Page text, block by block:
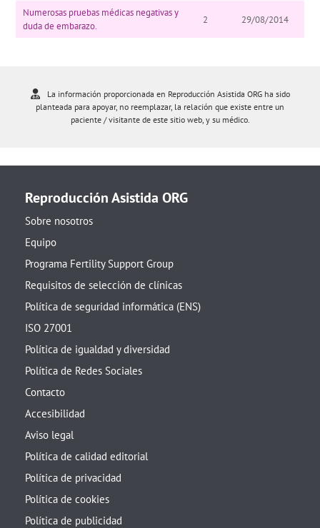
Numerosas pruebas médicas negativas y
duda de embarazo.
2 29/08/2014
La información proporcionada en Reproducción Asistida ORG ha sido
planteada para apoyar, no reemplazar, la relación que existe entre un
paciente / visitante de este sitio web, y su médico.
Reproducción Asistida ORG
Sobre nosotros
Equipo
Programa Fertility Support Group
Requisitos de selección de clínicas
Política de seguridad informática (ENS)
ISO 27001
Política de igualdad y diversidad
Política de Redes Sociales
Contacto
Accesibilidad
Aviso legal
Política de calidad editorial
Política de privacidad
Política de cookies
Política de publicidad